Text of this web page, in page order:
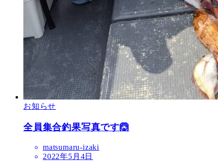
お知らせ
全員集合釣果写真です🙆
matsumaru-izaki
2022年5月4日